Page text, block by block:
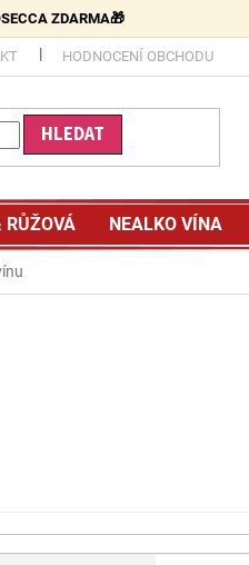
ZDARMA🎁
HODNOCENÍ OBCHODU
HLEDAT
NEALKO VÍNA